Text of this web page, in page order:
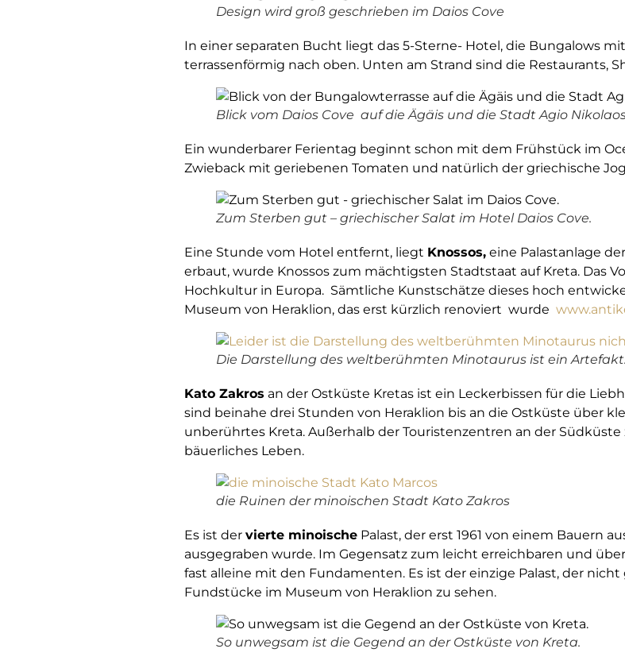
Design wird groß geschrieben im Daios Cove
In einer separaten Bucht liegt das 5-Sterne- Hotel, die Bungalows
terrassenförmig nach oben. Unten am Strand sind die Restaurants,
Blick vom Daios Cove auf die Ägäis und die Stadt Agio
Ein wunderbarer Ferientag beginnt schon mit dem Frühstück im
Zwieback mit geriebenen Tomaten und natürlich der griechische
Zum Sterben gut – griechischer Salat im Hotel Daios Cove.
Eine Stunde vom Hotel entfernt, liegt Knossos, eine Palastanlage
erbaut, wurde Knossos zum mächtigsten Stadtstaat auf Kreta. Das
Hochkultur in Europa. Sämtliche Kunstschätze dieses hoch
Museum von Heraklion, das erst kürzlich renoviert wurde
Die Darstellung des weltberühmten Minotaurus ist ein Artefakt.
Kato Zakros an der Ostküste Kretas ist ein Leckerbissen für die
sind beinahe drei Stunden von Heraklion bis an die Ostküste über
unberührtes Kreta. Außerhalb der Touristenzentren an der
bäuerliches Leben.
die Ruinen der minoischen Stadt Kato Zakros
Es ist der vierte minoische Palast, der erst 1961 von einem Bauern
ausgegraben wurde. Im Gegensatz zum leicht erreichbaren und
fast alleine mit den Fundamenten. Es ist der einzige Palast, der
Fundstücke im Museum von Heraklion zu sehen.
So unwegsam ist die Gegend an der Ostküste von Kreta.